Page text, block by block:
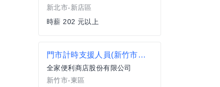
新北市-新店區
時薪 202 元以上
門市計時支援人員(新竹市東區)
全家便利商店股份有限公司
新竹市-東區